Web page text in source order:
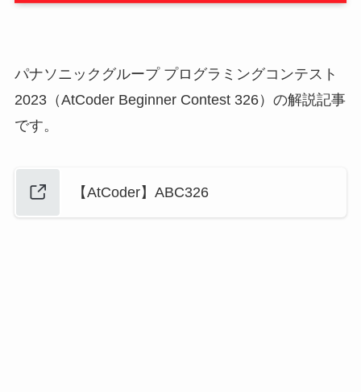
パナソニックグループ プログラミングコンテスト
2023（AtCoder Beginner Contest 326）の解説記事
です。
【AtCoder】ABC326